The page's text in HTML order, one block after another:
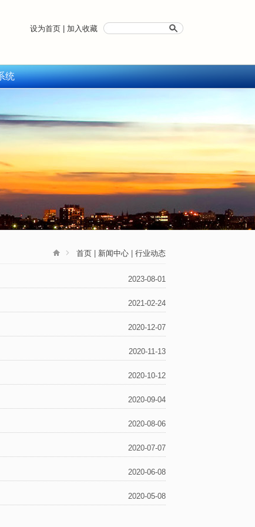
设为首页 加入收藏
统
首页 新闻中心 行业动态
2023-08-01
2021-02-24
2020-12-07
2020-11-13
2020-10-12
2020-09-04
2020-08-06
2020-07-07
2020-06-08
2020-05-08